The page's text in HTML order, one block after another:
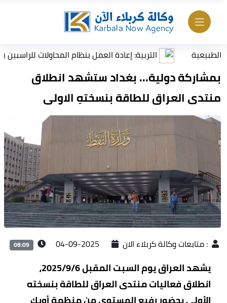
التربية: إعادة العمل بنظام المحاولات للراسبين بمادة
بمشاركة دولية... بغداد ستشهد انطلاق
منتدى العراق للطاقة بنسختهِ الاولى
متابعات وكالة كربلاء الان 2025-09-04
08:09
يشهد العراق يوم السبت المقبل 2025/9/6،
انطلاق فعاليات منتدى العراق للطاقة بنسخته